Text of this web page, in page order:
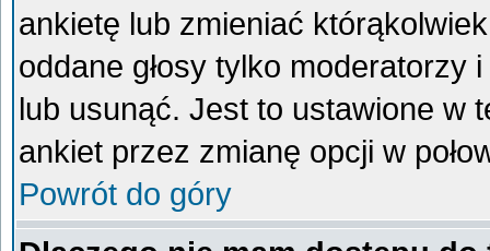
ankietę lub zmieniać
oddane głosy tylko moderatorzy
lub usunąć. Jest to ustawione w
ankiet przez zmianę opcji w
Powrót do góry